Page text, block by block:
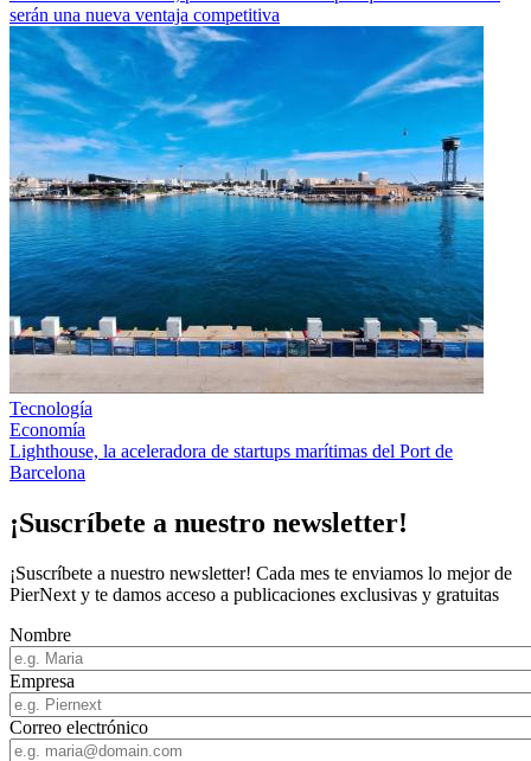
serán una nueva ventaja competitiva
Tecnología
Economía
Lighthouse, la aceleradora de startups marítimas del Port de
Barcelona
¡Suscríbete a nuestro newsletter!
¡Suscríbete a nuestro newsletter! Cada mes te enviamos lo mejor de
PierNext y te damos acceso a publicaciones exclusivas y gratuitas
Nombre
Empresa
Correo electrónico